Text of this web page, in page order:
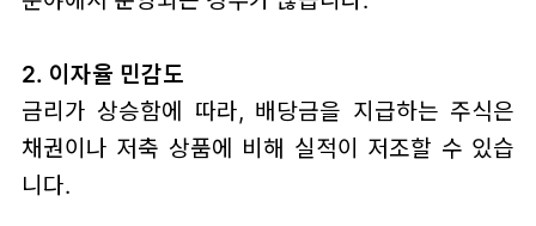
2. 이자율 민감도
금리가 상승함에 따라, 배당금을 지급하는 주식은
채권이나 저축 상품에 비해 실적이 저조할 수 있습
니다.